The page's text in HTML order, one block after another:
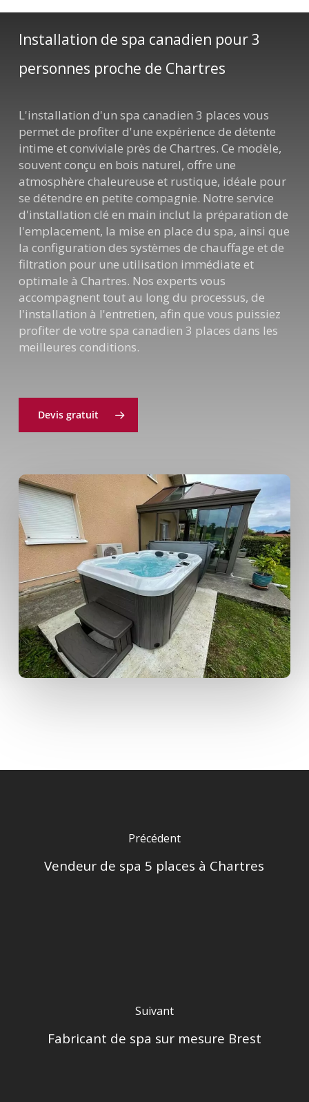
Installation de spa canadien pour 3
personnes proche de Chartres
L'installation d'un spa canadien 3 places vous
permet de profiter d'une expérience de détente
intime et conviviale près de Chartres. Ce modèle,
souvent conçu en bois naturel, offre une
atmosphère chaleureuse et rustique, idéale pour
se détendre en petite compagnie. Notre service
d'installation clé en main inclut la préparation de
l'emplacement, la mise en place du spa, ainsi que
la configuration des systèmes de chauffage et de
filtration pour une utilisation immédiate et
optimale à Chartres. Nos experts vous
accompagnent tout au long du processus, de
l'installation à l'entretien, afin que vous puissiez
profiter de votre spa canadien 3 places dans les
meilleures conditions.
Devis gratuit
Précédent
Vendeur de spa 5 places à Chartres
Suivant
Fabricant de spa sur mesure Brest